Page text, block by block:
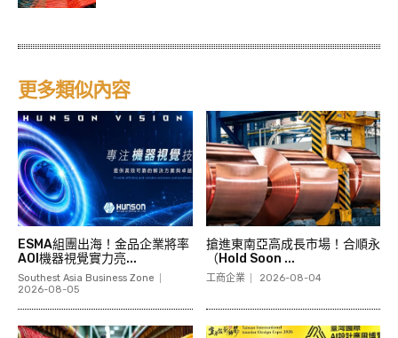
更多類似內容
ESMA組團出海！金品企業將率
AOI機器視覺實力亮...
Southest Asia Business Zone
2026-08-05
搶進東南亞高成長市場！合順永
（Hold Soon ...
工商企業 2026-08-04